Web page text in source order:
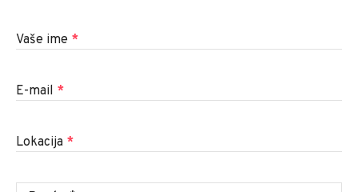
Vaše ime *
E-mail *
Lokacija *